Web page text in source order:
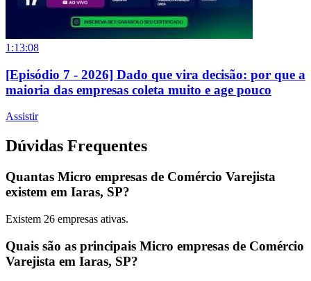
1:13:08
[Episódio 7 - 2026] Dado que vira decisão: por que a
maioria das empresas coleta muito e age pouco
Assistir
Dúvidas Frequentes
Quantas Micro empresas de Comércio Varejista
existem em Iaras, SP?
Existem 26 empresas ativas.
Quais são as principais Micro empresas de Comércio
Varejista em Iaras, SP?